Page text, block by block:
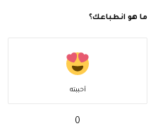
ما هو انطباعك؟
أحببته
0